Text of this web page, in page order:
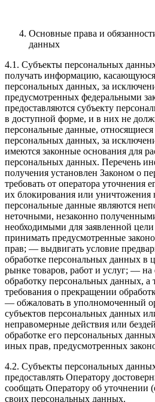
Основные права и
данных
4.1. Субъекты персональных
получать информацию, касающуюся
персональных данных, за
предусмотренных федеральными
предоставляются субъекту
в доступной форме, и в них не
персональные данные,
персональных данных, за
имеются законные основания для
персональных данных. Перечень
получения установлен Законом о
требовать от оператора уточнения
их блокирования или уничтожения
персональные данные являются
неточными, незаконно
необходимыми для заявленной
принимать предусмотренные
прав; — выдвигать условие
обработке персональных данных в
рынке товаров, работ и услуг; — на
обработку персональных данных, а
требования о прекращении
— обжаловать в уполномоченный
субъектов персональных данных
неправомерные действия или
обработке его персональных
иных прав, предусмотренных
4.2. Субъекты персональных
предоставлять Оператору
сообщать Оператору об уточнении
своих персональных данных.